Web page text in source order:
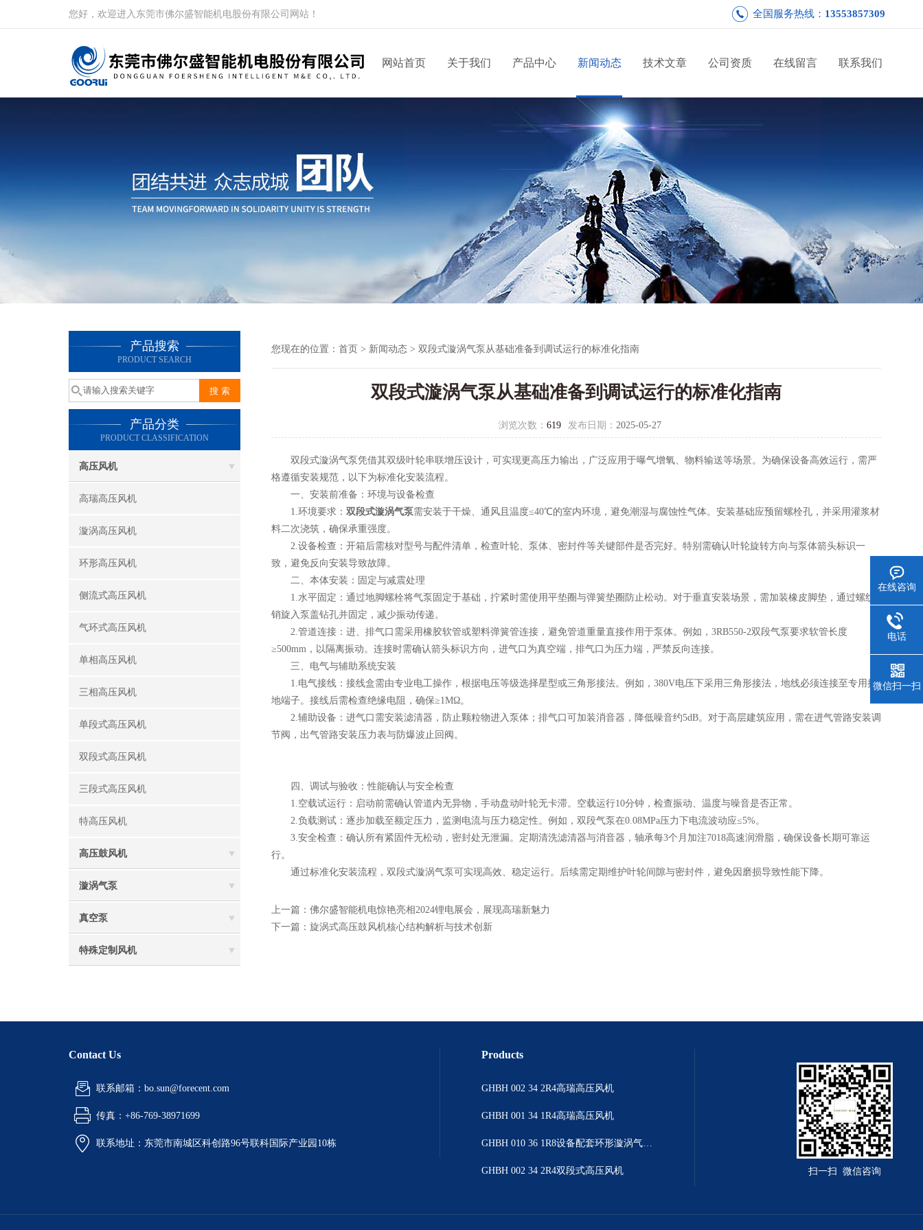
您好，欢迎进入东莞市佛尔盛智能机电股份有限公司网站！ 全国服务热线： 13553857309
网站首页 关于我们 产品中心 新闻动态 技术文章 公司资质 在线留言 联系我们
产品搜索
PRODUCT SEARCH
产品分类
PRODUCT CLASSIFICATION
高压风机
高瑞高压风机
漩涡高压风机
环形高压风机
侧流式高压风机
气环式高压风机
单相高压风机
三相高压风机
单段式高压风机
双段式高压风机
三段式高压风机
特高压风机
高压鼓风机
漩涡气泵
真空泵
特殊定制风机
您现在的位置： 首页 > 新闻动态 > 双段式漩涡气泵从基础准备到调试运行的标准化指南
双段式漩涡气泵从基础准备到调试运行的标准化指南
浏览次数： 619 发布日期： 2025-05-27
双段式漩涡气泵凭借其双级叶轮串联增压设计，可实现更高压力输出，广泛应用于曝气增氧、物料输送等场景。为确保设备高效运行，需严
格遵循安装规范，以下为标准化安装流程。
一、安装前准备：环境与设备检查
1.环境要求： 双段式漩涡气泵需安装于干燥、通风且温度≤40℃的室内环境，避免潮湿与腐蚀性气体。安装基础应预留螺栓孔，并采用灌浆材
料二次浇筑，确保承重强度。
2.设备检查：开箱后需核对型号与配件清单，检查叶轮、泵体、密封件等关键部件是否完好。特别需确认叶轮旋转方向与泵体箭头标识一
致，避免反向安装导致故障。
二、本体安装：固定与减震处理
1.水平固定：通过地脚螺栓将气泵固定于基础，拧紧时需使用平垫圈与弹簧垫圈防止松动。对于垂直安装场景，需加装橡皮脚垫，通过螺纹
销旋入泵盖钻孔并固定，减少振动传递。
2.管道连接：进、排气口需采用橡胶软管或塑料弹簧管连接，避免管道重量直接作用于泵体。例如，3RB550-2双段气泵要求软管长度
≥500mm，以隔离振动。连接时需确认箭头标识方向，进气口为真空端，排气口为压力端，严禁反向连接。
三、电气与辅助系统安装
1.电气接线：接线盒需由专业电工操作，根据电压等级选择星型或三角形接法。例如，380V电压下采用三角形接法，地线必须连接至专用接
地端子。接线后需检查绝缘电阻，确保≥1MΩ。
2.辅助设备：进气口需安装滤清器，防止颗粒物进入泵体；排气口可加装消音器，降低噪音约5dB。对于高层建筑应用，需在进气管路安装调
节阀，出气管路安装压力表与防爆波止回阀。
四、调试与验收：性能确认与安全检查
1.空载试运行：启动前需确认管道内无异物，手动盘动叶轮无卡滞。空载运行10分钟，检查振动、温度与噪音是否正常。
2.负载测试：逐步加载至额定压力，监测电流与压力稳定性。例如，双段气泵在0.08MPa压力下电流波动应≤5%。
3.安全检查：确认所有紧固件无松动，密封处无泄漏。定期清洗滤清器与消音器，轴承每3个月加注7018高速润滑脂，确保设备长期可靠运
行。
通过标准化安装流程，双段式漩涡气泵可实现高效、稳定运行。后续需定期维护叶轮间隙与密封件，避免因磨损导致性能下降。
上一篇： 佛尔盛智能机电惊艳亮相2024锂电展会，展现高瑞新魅力
下一篇： 旋涡式高压鼓风机核心结构解析与技术创新
Contact Us
联系邮箱：bo.sun@forecent.com
传真：+86-769-38971699
联系地址：东莞市南城区科创路96号联科国际产业园10栋
Products
GHBH 002 34 2R4高瑞高压风机
GHBH 001 34 1R4高瑞高压风机
GHBH 010 36 1R8设备配套环形漩涡气泵 土壤修复设备
GHBH 002 34 2R4双段式高压风机 扫一扫 微信咨询
在线咨询
电话
微信扫一扫